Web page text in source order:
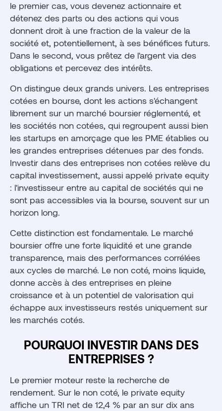
le premier cas, vous devenez actionnaire et
détenez des parts ou des actions qui vous
donnent droit à une fraction de la valeur de la
société et, potentiellement, à ses bénéfices futurs.
Dans le second, vous prêtez de l'argent via des
obligations et percevez des intérêts.
On distingue deux grands univers. Les entreprises
cotées en bourse, dont les actions s'échangent
librement sur un marché boursier réglementé, et
les sociétés non cotées, qui regroupent aussi bien
les startups en amorçage que les PME établies ou
les grandes entreprises détenues par des fonds.
Investir dans des entreprises non cotées relève du
capital investissement, aussi appelé private equity
: l'investisseur entre au capital de sociétés qui ne
sont pas accessibles via la bourse, souvent sur un
horizon long.
Cette distinction est fondamentale. Le marché
boursier offre une forte liquidité et une grande
transparence, mais des performances corrélées
aux cycles de marché. Le non coté, moins liquide,
donne accès à des entreprises en pleine
croissance et à un potentiel de valorisation qui
échappe aux investisseurs restés uniquement sur
les marchés cotés.
POURQUOI INVESTIR DANS DES
ENTREPRISES ?
Le premier moteur reste la recherche de
rendement. Sur le non coté, le private equity
affiche un TRI net de 12,4 % par an sur dix ans